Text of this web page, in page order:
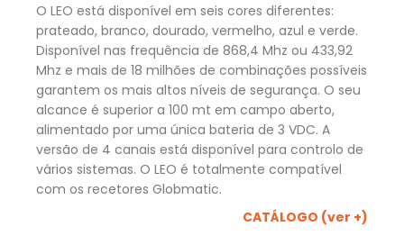
O LEO está disponível em seis cores diferentes:
prateado, branco, dourado, vermelho, azul e verde.
Disponível nas frequência de 868,4 Mhz ou 433,92
Mhz e mais de 18 milhões de combinações possíveis
garantem os mais altos níveis de segurança. O seu
alcance é superior a 100 mt em campo aberto,
alimentado por uma única bateria de 3 VDC. A
versão de 4 canais está disponível para controlo de
vários sistemas. O LEO é totalmente compatível
com os recetores Globmatic.
CATÁLOGO (ver +)